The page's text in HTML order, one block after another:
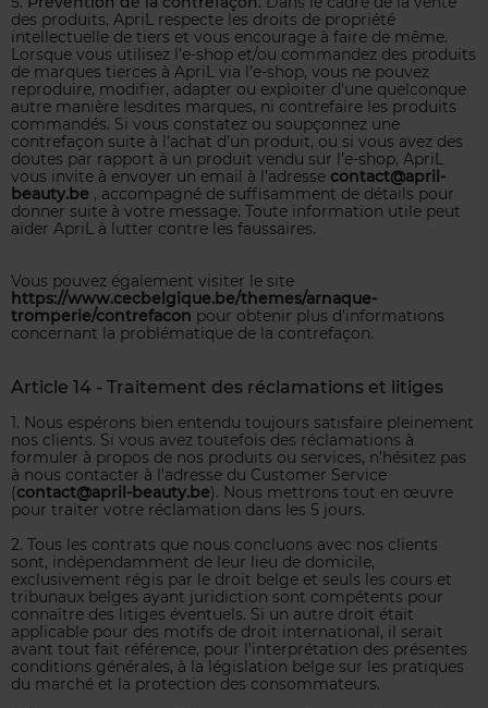
des produits, ApriL respecte les droits de propriété
intellectuelle de tiers et vous encourage à faire de même.
Lorsque vous utilisez l’e-shop et/ou commandez des produits
de marques tierces à ApriL via l’e-shop, vous ne pouvez
reproduire, modifier, adapter ou exploiter d'une quelconque
autre manière lesdites marques, ni contrefaire les produits
commandés. Si vous constatez ou soupçonnez une
contrefaçon suite à l’achat d’un produit, ou si vous avez des
doutes par rapport à un produit vendu sur l’e-shop, ApriL
vous invite à envoyer un email à l’adresse contact@april-
beauty.be , accompagné de suffisamment de détails pour
donner suite à votre message. Toute information utile peut
aider ApriL à lutter contre les faussaires.
Vous pouvez également visiter le site
https://www.cecbelgique.be/themes/arnaque-
tromperie/contrefacon pour obtenir plus d’informations
concernant la problématique de la contrefaçon.
Article 14 - Traitement des réclamations et litiges
1. Nous espérons bien entendu toujours satisfaire pleinement
nos clients. Si vous avez toutefois des réclamations à
formuler à propos de nos produits ou services, n’hésitez pas
à nous contacter à l’adresse du Customer Service
(contact@april-beauty.be). Nous mettrons tout en œuvre
pour traiter votre réclamation dans les 5 jours.
2. Tous les contrats que nous concluons avec nos clients
sont, indépendamment de leur lieu de domicile,
exclusivement régis par le droit belge et seuls les cours et
tribunaux belges ayant juridiction sont compétents pour
connaître des litiges éventuels. Si un autre droit était
applicable pour des motifs de droit international, il serait
avant tout fait référence, pour l’interprétation des présentes
conditions générales, à la législation belge sur les pratiques
du marché et la protection des consommateurs.